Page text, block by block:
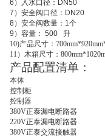
6 ）入水口径： DN50
7 ）安全阀口径： DN20
8）安全阀数量： 1个
9 ）容量： 500 升
10)产品尺寸：
11 ）木箱尺寸：
产品配置清单：
本体
控制柜
控制器
380V正泰漏电断路器
220V正泰漏电断路器
380V正泰交流接触器